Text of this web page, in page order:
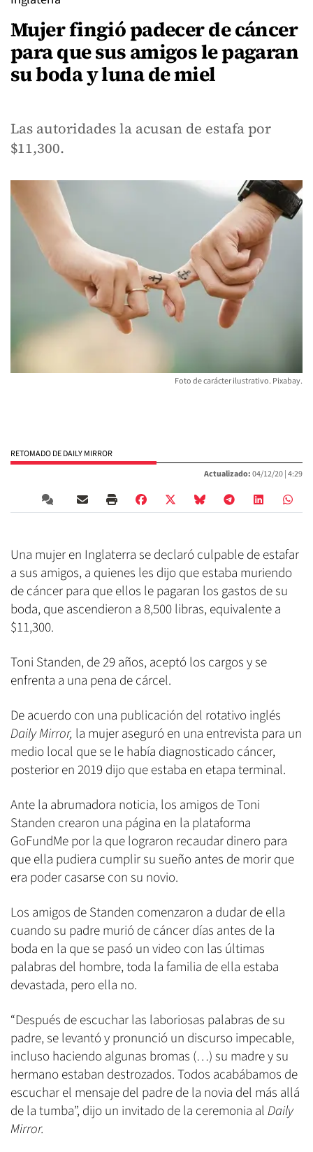
Mujer fingió padecer de cáncer
para que sus amigos le pagaran
su boda y luna de miel
Las autoridades la acusan de estafa por
$11,300.
Foto de carácter ilustrativo. Pixabay.
RETOMADO DE DAILY MIRROR
Actualizado:04/12/20 |4:29
Una mujer en Inglaterra se declaró culpable de estafar
a sus amigos, a quienes les dijo que estaba muriendo
de cáncer para que ellos le pagaran los gastos de su
boda, que ascendieron a 8,500 libras, equivalente a
$11,300.
Toni Standen, de 29 años, aceptó los cargos y se
enfrenta a una pena de cárcel.
De acuerdo con una publicación del rotativo inglés
Daily Mirror, la mujer aseguró en una entrevista para un
medio local que se le había diagnosticado cáncer,
posterior en 2019 dijo que estaba en etapa terminal.
Ante la abrumadora noticia, los amigos de Toni
Standen crearon una página en la plataforma
GoFundMe por la que lograron recaudar dinero para
que ella pudiera cumplir su sueño antes de morir que
era poder casarse con su novio.
Los amigos de Standen comenzaron a dudar de ella
cuando su padre murió de cáncer días antes de la
boda en la que se pasó un video con las últimas
palabras del hombre, toda la familia de ella estaba
devastada, pero ella no.
“Después de escuchar las laboriosas palabras de su
padre, se levantó y pronunció un discurso impecable,
incluso haciendo algunas bromas (…) su madre y su
hermano estaban destrozados. Todos acabábamos de
escuchar el mensaje del padre de la novia del más allá
de la tumba”, dijo un invitado de la ceremonia alDaily
Mirror.